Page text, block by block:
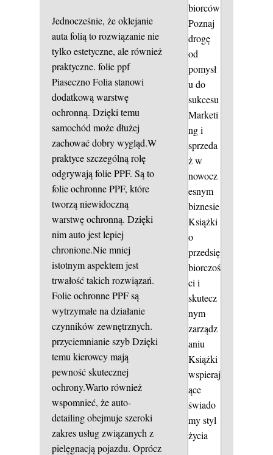
Jednocześnie, że oklejanie
auta folią to rozwiązanie nie
tylko estetyczne, ale również
praktyczne. folie ppf
PiasecznoFolia stanowi
dodatkową warstwę
ochronną. Dzięki temu
samochód może dłużej
zachować dobry wygląd.W
praktyce szczególną rolę
odgrywają folie PPF. Są to
folie ochronne PPF, które
tworzą niewidoczną
warstwę ochronną. Dzięki
nim auto jest lepiej
chronione.Nie mniej
istotnym aspektem jest
trwałość takich rozwiązań.
Folie ochronne PPF są
wytrzymałe na działanie
czynników zewnętrznych.
przyciemnianie szybDzięki
temu kierowcy mają
pewność skutecznej
ochrony.Warto również
wspomnieć, że auto-
detailing obejmuje szeroki
zakres usług związanych z
pielęgnacją pojazdu. Oprócz
biorców
Poznaj
drogę
od
pomysł
u do
sukcesu
Marketi
ng i
sprzeda
ż w
nowocz
esnym
biznesie
Książki
o
przedsię
biorczoś
ci i
skutecz
nym
zarządz
aniu
Książki
wspieraj
ące
świado
my styl
życia